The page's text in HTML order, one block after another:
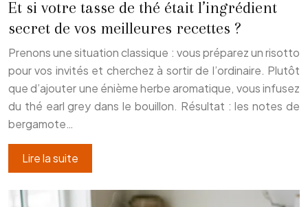
Et si votre tasse de thé était l’ingrédient
secret de vos meilleures recettes ?
Prenons une situation classique : vous préparez un risotto
pour vos invités et cherchez à sortir de l’ordinaire. Plutôt
que d’ajouter une énième herbe aromatique, vous infusez
du thé earl grey dans le bouillon. Résultat : les notes de
bergamote…
Lire la suite